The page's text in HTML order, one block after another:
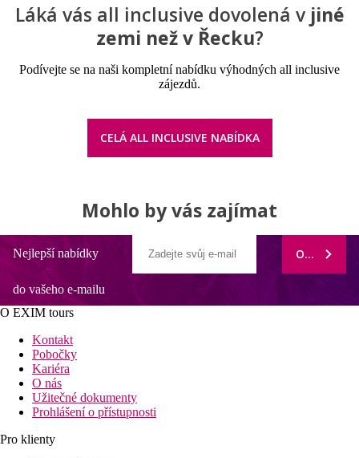
Láká vás all inclusive dovolená vjiné
zemi než v Řecku?
Podívejte se na naši kompletní nabídku výhodných all inclusive
zájezdů.
CELÁ ALL INCLUSIVE NABÍDKA
Mohlo by vás zajímat
Nejlepší nabídky
do vašeho e-mailu
ODEBÍRAT
O EXIM tours
Kontakt
Pobočky
Kariéra
O nás
Užitečné dokumenty
Prohlášení o přístupnosti
Pro klienty